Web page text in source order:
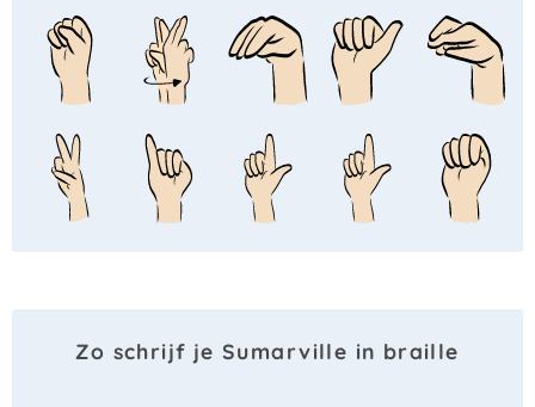
Zo schrijf je Sumarville in braille